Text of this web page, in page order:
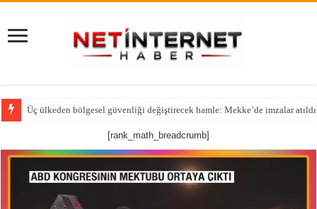
Üç ülkeden bölgesel güvenliği değiştirecek hamle: Mekke’de imzalar atıldı
[rank_math_breadcrumb]